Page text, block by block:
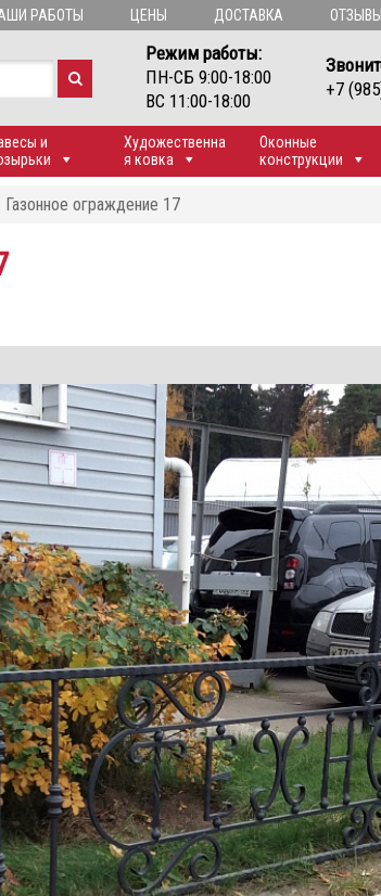
РАБОТЫ ЦЕНЫ ДОСТАВКА ОТЗЫВЫ
Режим работы:
ПН-СБ 9:00-18:00
ВС 11:00-18:00
+7
и
Художественна
я ковка
Оконные
конструкции
Газонное ограждение 17